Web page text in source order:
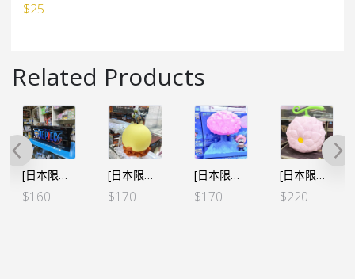
$25
Related Products
[日本限定] 海賊王 房間小夜燈- 標誌燈盒 可掛牆
$160
[日本限定] 海賊王 房間小夜燈 蒙奇·D·卡普 -拳骨衝突-
$170
[日本限定] 海賊王 房間小夜燈 – 索柏 奇跡の桜
$170
[日本限定] 海賊王 惡魔果實 房間小夜燈 – 羅賓 花花果實
$220